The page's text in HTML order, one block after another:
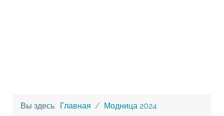
Вы здесь: Главная
Модница 2024